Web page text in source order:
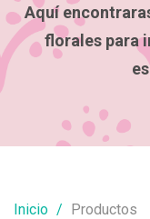
Aquí
florales para
Inicio Productos